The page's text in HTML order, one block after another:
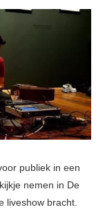
publiek in een
nemen in De
liveshow bracht.